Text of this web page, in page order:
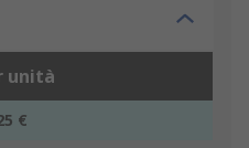
unità
€